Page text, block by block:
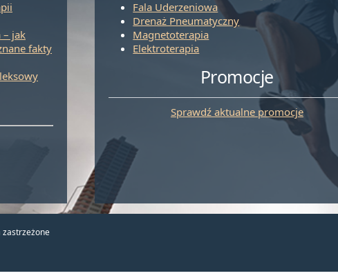
jak
fakty
Fala Uderzeniowa
Drenaż Pneumatyczny
Magnetoterapia
Elektroterapia
Promocje
Sprawdź aktualne promocje
zastrzeżone